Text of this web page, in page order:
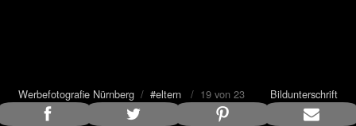
Werbefotografie Nürnberg / #eltern / 19 von 23 Bildunterschrift
anzeigen